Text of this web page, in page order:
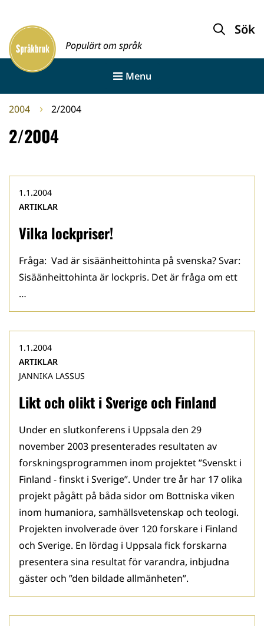
innehållet
Framsida
Populärt om språk
Sök
Menu
2004 2/2004
2/2004
Vilka lockpriser!
1.1.2004
ARTIKLAR
Fråga: Vad är sisäänheittohinta på svenska? Svar:
Sisäänheittohinta är lockpris. Det är fråga om ett
…
Likt och olikt i Sverige och Finland
1.1.2004
ARTIKLAR
JANNIKA LASSUS
Under en slutkonferens i Uppsala den 29
november 2003 presenterades resultaten av
forskningsprogrammen inom projektet ”Svenskt i
Finland - finskt i Sverige”. Under tre år har 17 olika
projekt pågått på båda sidor om Bottniska viken
inom humaniora, samhällsvetenskap och teologi.
Projekten involverade över 120 forskare i Finland
och Sverige. En lördag i Uppsala fick forskarna
presentera sina resultat för varandra, inbjudna
gäster och ”den bildade allmänheten”.